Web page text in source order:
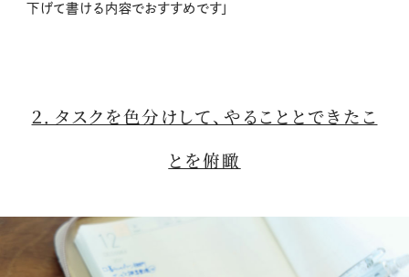
下げて書ける内容でおすすめです」
２．タスクを色分けして、やることとできたこ
とを俯瞰